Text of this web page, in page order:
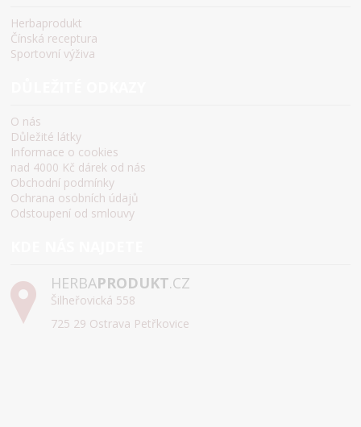
Herbaprodukt
Čínská receptura
Sportovní výživa
O nás
Důležité látky
Informace o cookies
nad 4000 Kč dárek od nás
Obchodní podmínky
Ochrana osobních údajů
Odstoupení od smlouvy
HERBAPRODUKT.CZ
Šilheřovická 558
725 29 Ostrava Petřkovice